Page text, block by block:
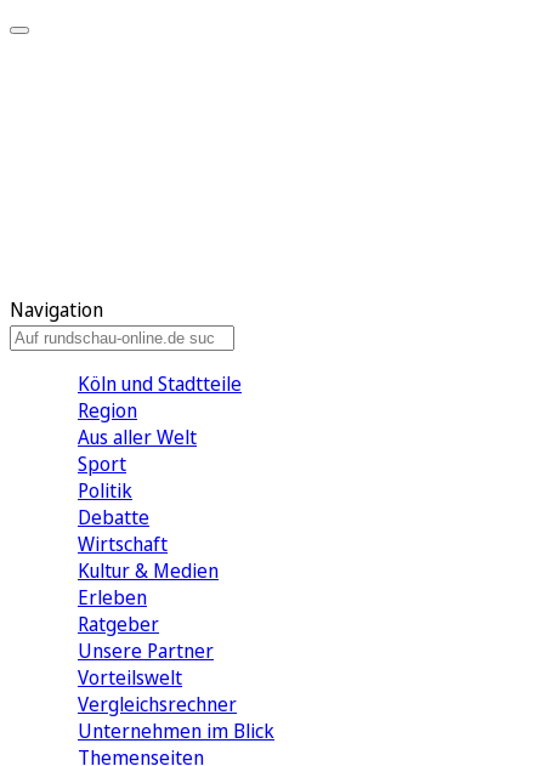
Navigation
Köln und Stadtteile
Region
Aus aller Welt
Sport
Politik
Debatte
Wirtschaft
Kultur & Medien
Erleben
Ratgeber
Unsere Partner
Vorteilswelt
Vergleichsrechner
Unternehmen im Blick
Themenseiten